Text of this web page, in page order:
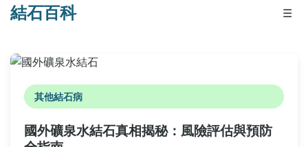
結石百科 ☰
其他結石病
國外礦泉水結石真相揭秘：風險評估與預防